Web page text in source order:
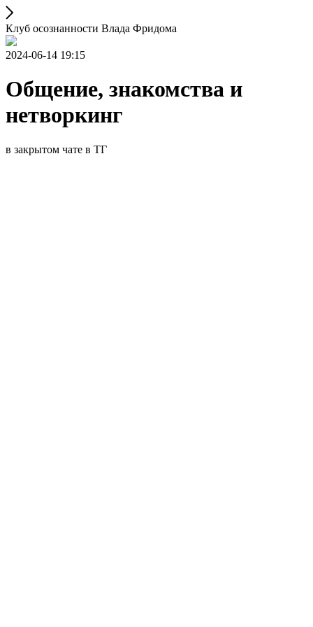
Клуб осознанности Влада Фридома
2024-06-14 19:15
Общение, знакомства и
нетворкинг
в закрытом чате в ТГ